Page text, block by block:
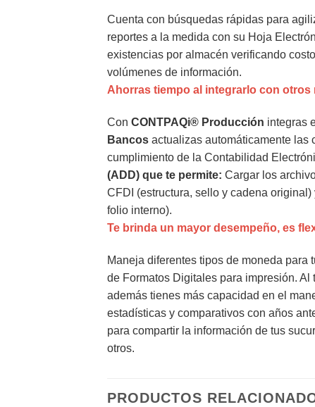
Cuenta con búsquedas rápidas para
reportes a la medida con su Hoja
existencias por almacén verificando
volúmenes de información.
Ahorras tiempo al integrarlo con
Con CONTPAQi® Producción integras
Bancos actualizas automáticamente las
cumplimiento de la Contabilidad
(ADD) que te permite: Cargar los
CFDI (estructura, sello y cadena
folio interno).
Te brinda un mayor desempeño, es
Maneja diferentes tipos de moneda
de Formatos Digitales para impresión.
además tienes más capacidad en el
estadísticas y comparativos con años
para compartir la información de tus
otros.
PRODUCTOS